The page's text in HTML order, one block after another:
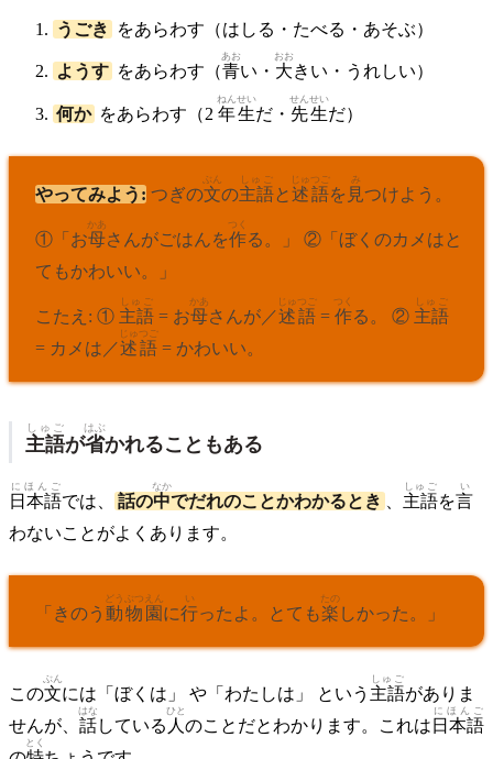
うごき をあらわす（はしる・たべる・あそぶ）
ようす をあらわす（青
あお
い・ 大
おお
きい・うれしい）
何か をあらわす（2 年
ねん
生
せい
だ・ 先生
せんせい
だ）
やってみよう: つぎの文
ぶん
の主語
しゅご
と述語
じゅつご
を 見
み
つけよう。
①「お母
かあ
さんがごはんを作
つく
る。」 ②「ぼくのカメはと
てもかわいい。」
こたえ: ① 主語
しゅご
= お母
かあ
さんが／述語
じゅつご
= 作
つく
る。 ② 主語
しゅご
= カメは／述語
じゅつご
= かわいい。
主語
しゅご
が省
はぶ
かれることもある
日本語
にほんご
では、 話の中
なか
でだれのことかわかるとき 主語
しゅご
を言
い
わないことがよくあります。
「きのう 動物
どうぶつ
園
えん
に行
い
ったよ。とても楽
たの
しかった。」
この文
ぶん
には「ぼくは」 や「わたしは」 という 主語
しゅご
がありま
せんが、 話
はな
している 人
ひと
のことだとわかります。これは 日本語
にほんご
とく